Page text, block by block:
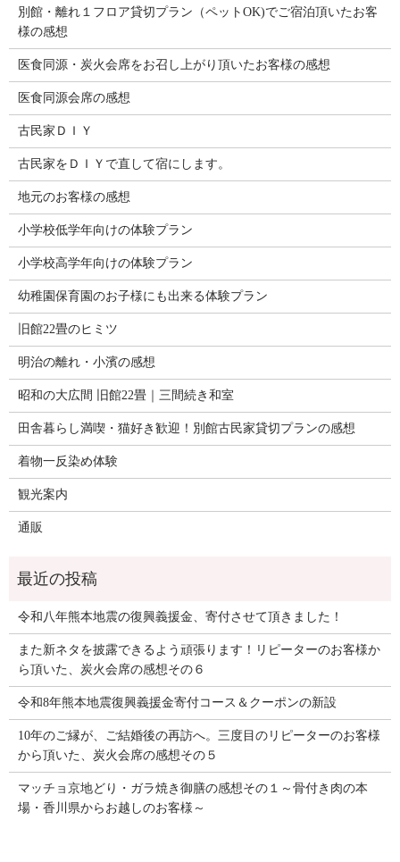
別館・離れ１フロア貸切プラン（ペットOK)でご宿泊頂いたお客
様の感想
医食同源・炭火会席をお召し上がり頂いたお客様の感想
医食同源会席の感想
古民家ＤＩＹ
古民家をＤＩＹで直して宿にします。
地元のお客様の感想
小学校低学年向けの体験プラン
小学校高学年向けの体験プラン
幼稚園保育園のお子様にも出来る体験プラン
旧館22畳のヒミツ
明治の離れ・小濱の感想
昭和の大広間 旧館22畳｜三間続き和室
田舎暮らし満喫・猫好き歓迎！別館古民家貸切プランの感想
着物一反染め体験
観光案内
通販
令和八年熊本地震の復興義援金、寄付させて頂きました！
また新ネタを披露できるよう頑張ります！リピーターのお客様か
ら頂いた、炭火会席の感想その６
令和8年熊本地震復興義援金寄付コース＆クーポンの新設
10年のご縁が、ご結婚後の再訪へ。三度目のリピーターのお客様
から頂いた、炭火会席の感想その５
マッチョ京地どり・ガラ焼き御膳の感想その１～骨付き肉の本
場・香川県からお越しのお客様～